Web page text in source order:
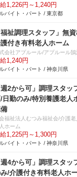
1,226円～1,240円
バイト・パート / 東京都
福祉調理スタッフ」無
付き有料老人ホーム
会社アプルール/アプルール鵠
1,240円
バイト・パート / 神奈川県
週2から可」調理スタッ
日勤のみ/特別養護老人
福祉法人むつみ福祉会/介護
ホーム
1,225円～1,300円
バイト・パート / 神奈川県
週4から可」調理スタッ
/介護付き有料老人ホ